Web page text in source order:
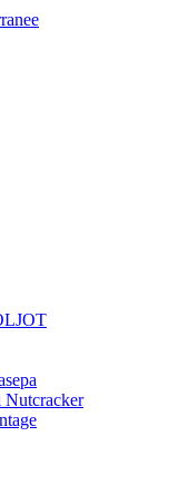
Nutcracker